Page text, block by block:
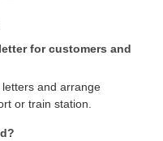
for customers and
and arrange
or train station.